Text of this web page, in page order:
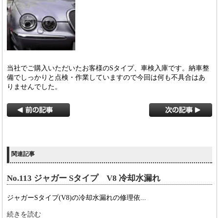
当社でご購入いただいたお客様のSタイプ、車検入庫です。納車整
備でしっかりと点検・作業していますので今回は何も不具合はあ
りませんでした。
関連記事
No.113 ジャガー Sタイプ V8 冷却水漏れ
ジャガーSタイプ(V8)の冷却水漏れの修理依...
続きを読む